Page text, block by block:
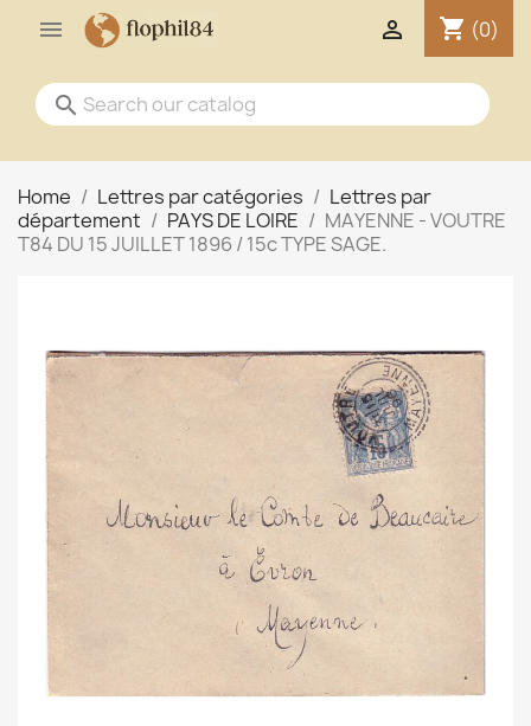
 shopping_cart (0)

search
Home Lettres par catégories
Lettres par
département
PAYS DE LOIRE
MAYENNE - VOUTRE
T84 DU 15 JUILLET 1896 / 15c TYPE SAGE.